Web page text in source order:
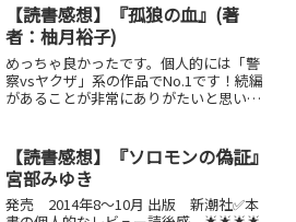
【読書感想】『孤狼の血』(著
者：柚月裕子)
めっちゃ良かったです。個人的には「警
察vsヤクザ」系の作品でNo.1です！続編
があることが非常にありがたいと思いま
暴刑事と極道の、プライドを賭けた戦
い。作家、マスコ...
【読書感想】『ソロモンの偽証』
宮部みゆき
発売 2014年8～10月 出版 新潮社✅本